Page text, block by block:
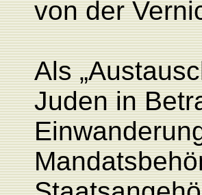
von der
Als
Juden in